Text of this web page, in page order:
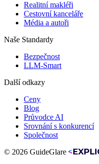
Realitní makléři
Cestovní kanceláře
Média a autoři
Naše Standardy
Bezpečnost
LLM-Smart
Další odkazy
Ceny
Blog
Průvodce AI
Srovnání s konkurencí
Společnost
© 2026 GuideGlare